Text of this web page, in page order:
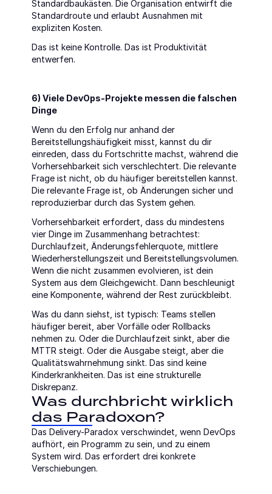
Standardbaukästen. Die Organisation entwirft die
Standardroute und erlaubt Ausnahmen mit
expliziten Kosten.
Das ist keine Kontrolle. Das ist Produktivität
entwerfen.
6) Viele DevOps-Projekte messen die falschen
Dinge
Wenn du den Erfolg nur anhand der
Bereitstellungshäufigkeit misst, kannst du dir
einreden, dass du Fortschritte machst, während die
Vorhersehbarkeit sich verschlechtert. Die relevante
Frage ist nicht, ob du häufiger bereitstellen kannst.
Die relevante Frage ist, ob Änderungen sicher und
reproduzierbar durch das System gehen.
Vorhersehbarkeit erfordert, dass du mindestens
vier Dinge im Zusammenhang betrachtest:
Durchlaufzeit, Änderungsfehlerquote, mittlere
Wiederherstellungszeit und Bereitstellungsvolumen.
Wenn die nicht zusammen evolvieren, ist dein
System aus dem Gleichgewicht. Dann beschleunigt
eine Komponente, während der Rest zurückbleibt.
Was du dann siehst, ist typisch: Teams stellen
häufiger bereit, aber Vorfälle oder Rollbacks
nehmen zu. Oder die Durchlaufzeit sinkt, aber die
MTTR steigt. Oder die Ausgabe steigt, aber die
Qualitätswahrnehmung sinkt. Das sind keine
Kinderkrankheiten. Das ist eine strukturelle
Diskrepanz.
Was durchbricht wirklich
das Paradoxon?
Das Delivery-Paradox verschwindet, wenn DevOps
aufhört, ein Programm zu sein, und zu einem
System wird. Das erfordert drei konkrete
Verschiebungen.